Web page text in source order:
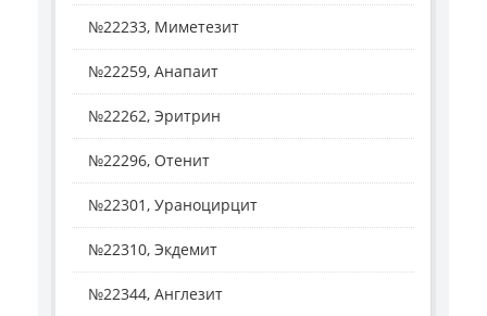
№22233, Миметезит
№22259, Анапаит
№22262, Эритрин
№22296, Отенит
№22301, Ураноцирцит
№22310, Экдемит
№22344, Англезит